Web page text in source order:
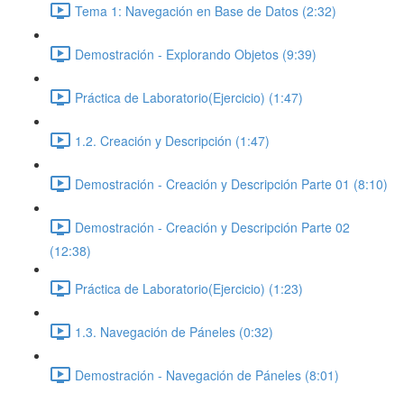
Tema 1: Navegación en Base de Datos (2:32)
Demostración - Explorando Objetos (9:39)
Práctica de Laboratorio(Ejercicio) (1:47)
1.2. Creación y Descripción (1:47)
Demostración - Creación y Descripción Parte 01 (8:10)
Demostración - Creación y Descripción Parte 02
(12:38)
Práctica de Laboratorio(Ejercicio) (1:23)
1.3. Navegación de Páneles (0:32)
Demostración - Navegación de Páneles (8:01)